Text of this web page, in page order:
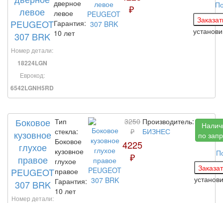
левое
PEUGEOT
307 BRK
Номер детали:
18224LGN
Еврокод:
6542LGNH5RD
дверное
левое
Гарантия:
10 лет
₽
Боковое
кузовное
глухое
правое
PEUGEOT
307 BRK
Номер детали:
Тип
стекла:
Боковое
кузовное
глухое
правое
Гарантия:
10 лет
3250
₽
4225
₽
Производитель:
БИЗНЕС
по